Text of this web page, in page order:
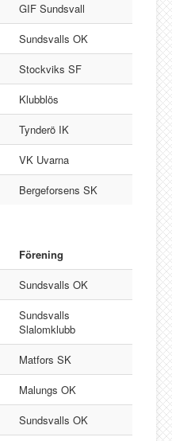
GIF Sundsvall
Sundsvalls OK
Stockviks SF
Klubblös
Tynderö IK
VK Uvarna
Bergeforsens SK
Förening
Sundsvalls OK
Sundsvalls
Slalomklubb
Matfors SK
Malungs OK
Sundsvalls OK